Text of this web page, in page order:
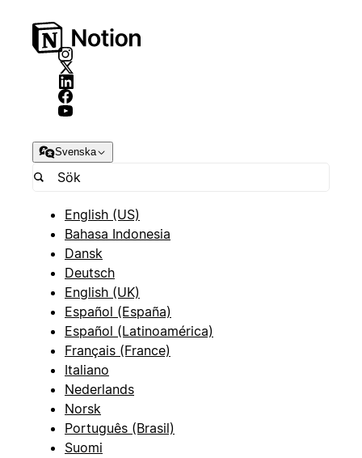
Svenska
English (US)
Bahasa Indonesia
Dansk
Deutsch
English (UK)
Español (España)
Español (Latinoamérica)
Français (France)
Italiano
Nederlands
Norsk
Português (Brasil)
Suomi